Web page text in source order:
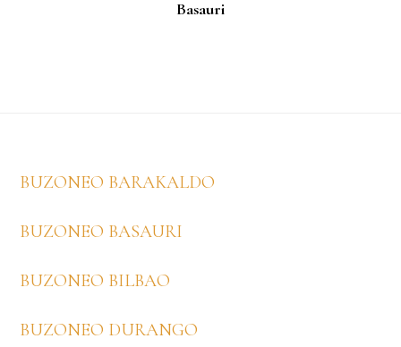
Basauri
BUZONEO BARAKALDO
BUZONEO BASAURI
BUZONEO BILBAO
BUZONEO DURANGO